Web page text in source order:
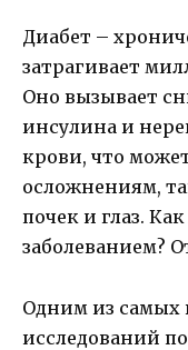
Диабет –
затрагивает
Оно вызывает
инсулина и
крови, что
осложнениям,
почек и глаз.
заболеванием?
Одним из самых
исследований